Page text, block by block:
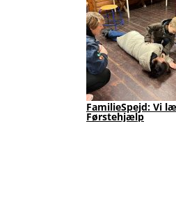
FamilieSpejd: Vi
Førstehjælp